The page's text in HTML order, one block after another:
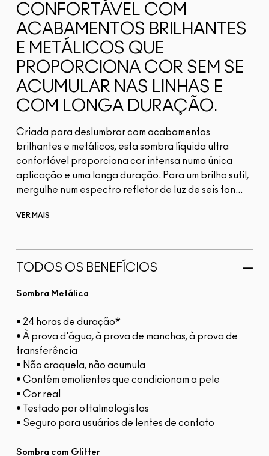
CONFORTÁVEL COM
ACABAMENTOS BRILHANTES
E METÁLICOS QUE
PROPORCIONA COR SEM SE
ACUMULAR NAS LINHAS E
COM LONGA DURAÇÃO.
Criada para deslumbrar com acabamentos
brilhantes e metálicos, esta sombra líquida ultra
confortável proporciona cor intensa numa única
aplicação e uma longa duração. Para um brilho sutil,
mergulhe num espectro refletor de luz de seis ton...
VER MAIS
TODOS OS BENEFÍCIOS
Sombra Metálica
• 24 horas de duração*
• À prova d'água, à prova de manchas, à prova de
transferência
• Não craquela, não acumula
• Contém emolientes que condicionam a pele
• Cor real
• Testado por oftalmologistas
• Seguro para usuários de lentes de contato
Sombra com Glitter